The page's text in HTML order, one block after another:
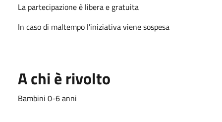
La partecipazione è libera e gratuita
In caso di maltempo l'iniziativa viene sospesa
A chi è rivolto
Bambini 0-6 anni